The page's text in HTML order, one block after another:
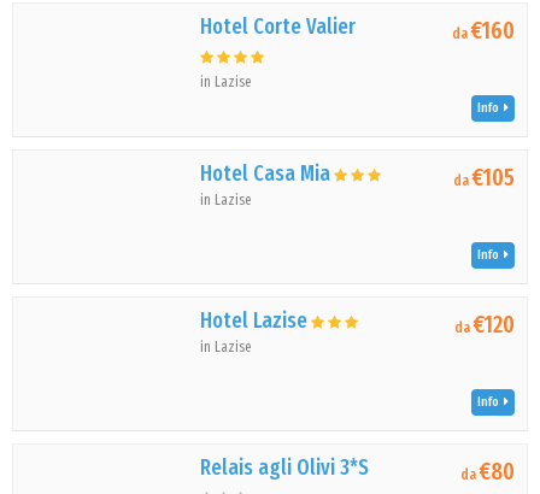
Hotel Corte Valier
in Lazise
da€160
Info
Hotel Casa Mia
in Lazise
da€105
Info
Hotel Lazise
in Lazise
da€120
Info
Relais agli Olivi 3*S da€80